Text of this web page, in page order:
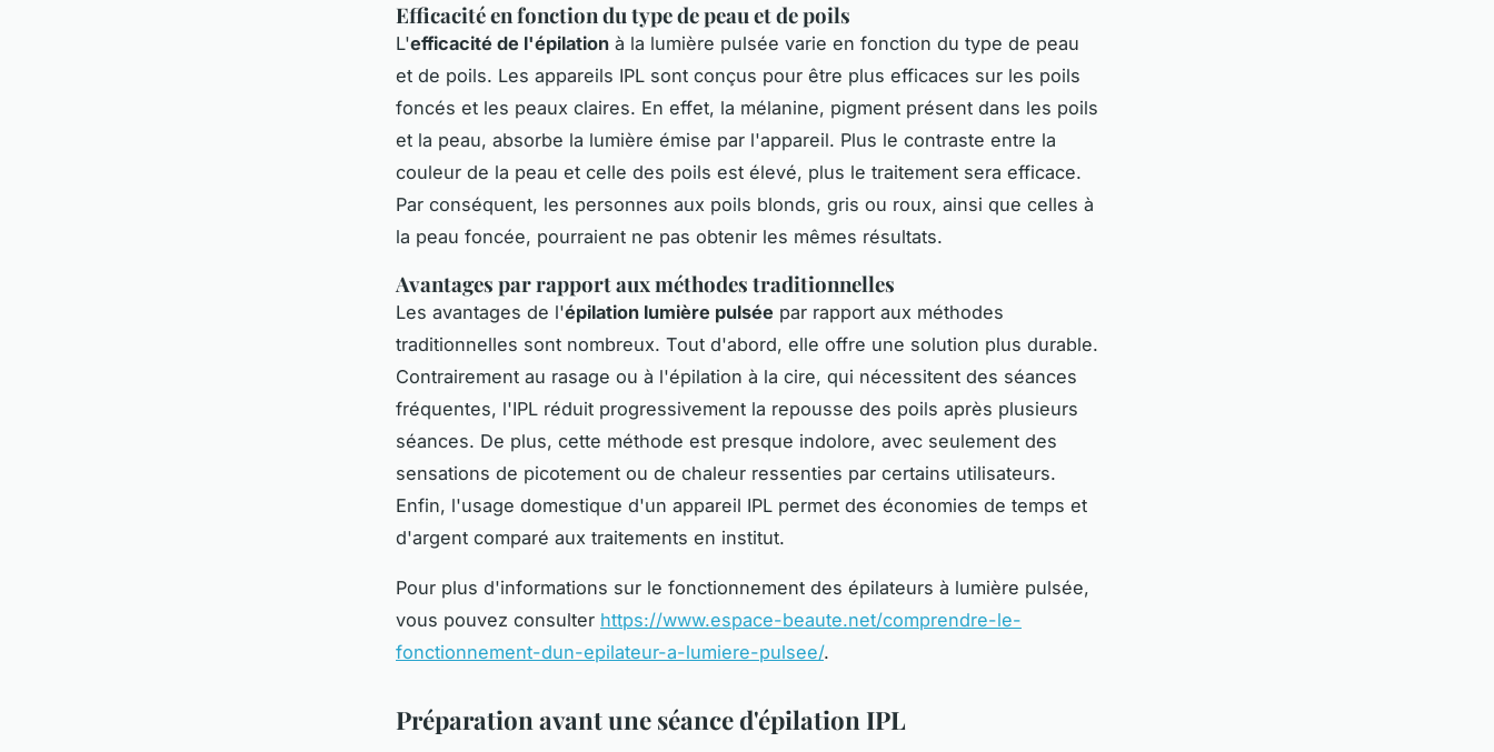
Efficacité en fonction du type de peau et de poils
L'efficacité de l'épilation à la lumière pulsée varie en fonction du type de peau
et de poils. Les appareils IPL sont conçus pour être plus efficaces sur les poils
foncés et les peaux claires. En effet, la mélanine, pigment présent dans les poils
et la peau, absorbe la lumière émise par l'appareil. Plus le contraste entre la
couleur de la peau et celle des poils est élevé, plus le traitement sera efficace.
Par conséquent, les personnes aux poils blonds, gris ou roux, ainsi que celles à
la peau foncée, pourraient ne pas obtenir les mêmes résultats.
Avantages par rapport aux méthodes traditionnelles
Les avantages de l'épilation lumière pulsée par rapport aux méthodes
traditionnelles sont nombreux. Tout d'abord, elle offre une solution plus durable.
Contrairement au rasage ou à l'épilation à la cire, qui nécessitent des séances
fréquentes, l'IPL réduit progressivement la repousse des poils après plusieurs
séances. De plus, cette méthode est presque indolore, avec seulement des
sensations de picotement ou de chaleur ressenties par certains utilisateurs.
Enfin, l'usage domestique d'un appareil IPL permet des économies de temps et
d'argent comparé aux traitements en institut.
Pour plus d'informations sur le fonctionnement des épilateurs à lumière pulsée,
vous pouvez consulter https://www.espace-beaute.net/comprendre-le-
fonctionnement-dun-epilateur-a-lumiere-pulsee/.
Préparation avant une séance d'épilation IPL